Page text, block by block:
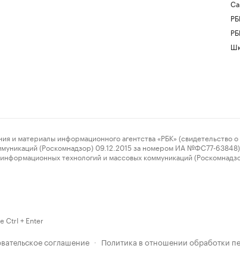
информационного агентства «РБК» (свидетельство о
(Роскомнадзор) 09.12.2015 за номером ИА №ФС77-63848)
технологий и массовых коммуникаций
Ctrl + Enter
соглашение · Политика в отношении обработки